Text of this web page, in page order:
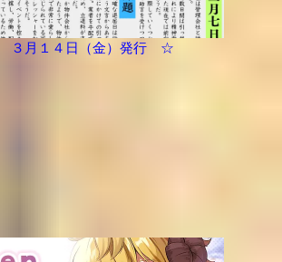
月１４日（金）発行 ☆